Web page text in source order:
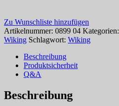
Zu Wunschliste hinzufügen
Artikelnummer: 0899 04 Kategorien:
Wiking Schlagwort: Wiking
Beschreibung
Produktsicherheit
Q&A
Beschreibung